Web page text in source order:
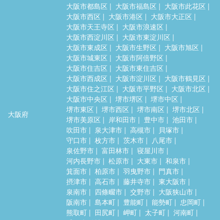
大阪府
大阪市都島区 大阪市福島区
大阪市此花区
大阪市西区
大阪市港区
大阪市大正区
大阪市天王寺区
大阪市浪速区
大阪市西淀川区
大阪市東淀川区
大阪市東成区
大阪市生野区
大阪市旭区
大阪市城東区
大阪市阿倍野区
大阪市住吉区
大阪市東住吉区
大阪市西成区
大阪市淀川区
大阪市鶴見区
大阪市住之江区
大阪市平野区
大阪市北区
大阪市中央区
堺市堺区
堺市中区
堺市東区
堺市西区 堺市南区
堺市北区
堺市美原区
岸和田市 豊中市
池田市
吹田市
泉大津市 高槻市
貝塚市
守口市
枚方市 茨木市
八尾市
泉佐野市
富田林市
寝屋川市
河内長野市
松原市 大東市
和泉市
箕面市
柏原市 羽曳野市
門真市
摂津市
高石市 藤井寺市
東大阪市
泉南市
四條畷市 交野市
大阪狭山市
阪南市
島本町 豊能町 能勢町
忠岡町
熊取町
田尻町 岬町 太子町
河南町